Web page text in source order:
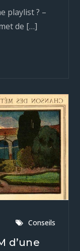
playlist ? –
de […]
Conseils
d’une